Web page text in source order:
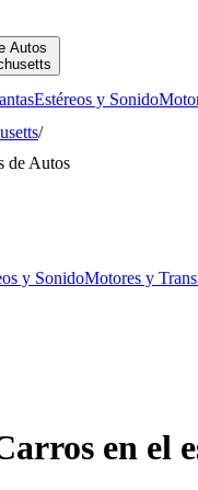
Autos
Estéreos y Sonido
/
de Autos
y SonidoMotores y
en el